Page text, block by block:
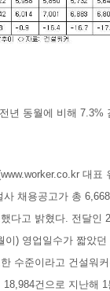
년 동월에 비해 7.3%
대표
채용공고가 총
다고 밝혔다. 전달인
이) 영업일수가 짧았
수준이라고 건설워
건으로 지난해